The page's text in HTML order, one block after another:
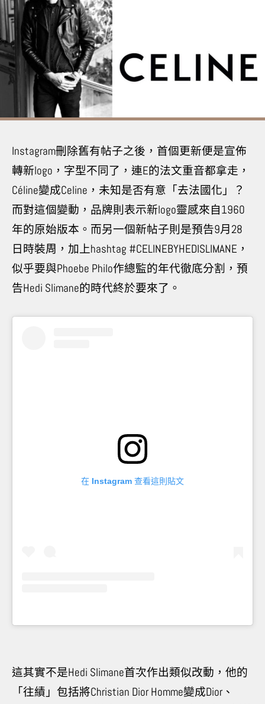
Instagram刪除舊有帖子之後，首個更新便是宣佈
轉新logo ，字型不同了，連E的法文重音都拿走，
Céline變成Celine ，未知是否有意「去法國化」？
而對這個變動，品牌則表示新logo靈感來自1960
年的原始版本。而另一個新帖子則是預告9月28
日時裝周，加上hashtag #CELINEBYHEDISLIMANE ，
似乎要與Phoebe Philo作總監的年代徹底分割，預
告Hedi Slimane的時代終於要來了。
在 Instagram 查看這則貼文
這其實不是Hedi Slimane首次作出類似改動，他的
「往績」包括將Christian Dior Homme變成Dior 、